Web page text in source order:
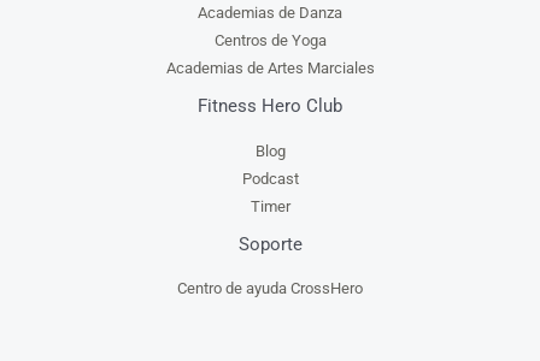
Academias de Danza
Centros de Yoga
Academias de Artes Marciales
Fitness Hero Club
Blog
Podcast
Timer
Soporte
Centro de ayuda CrossHero